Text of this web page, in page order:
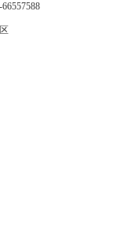
66557588